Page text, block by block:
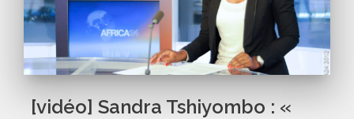
[vidéo] Sandra Tshiyombo : «